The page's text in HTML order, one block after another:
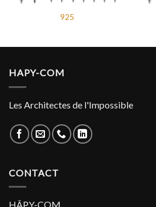
925
HAPY-COM
Les Architectes de l'Impossible
CONTACT
HÂPY-COM